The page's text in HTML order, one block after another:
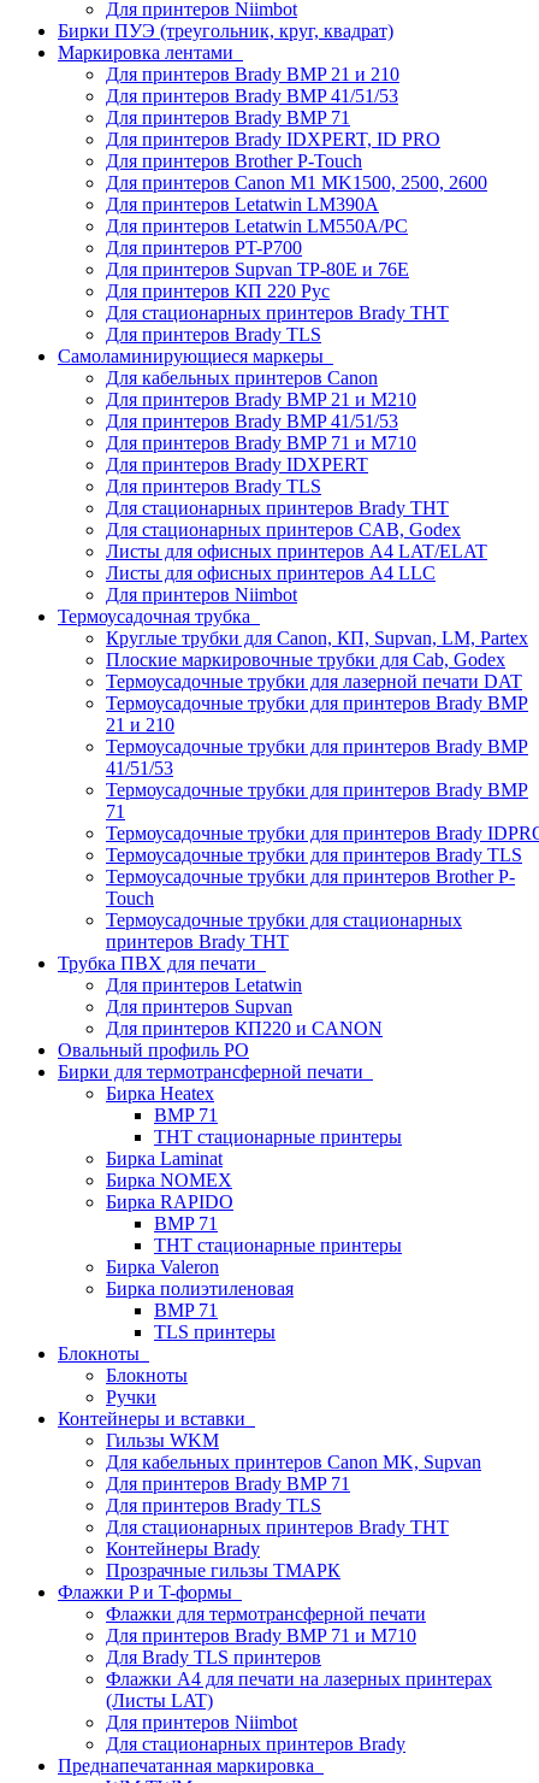
Для принтеров Niimbot
Бирки ПУЭ (треугольник, круг, квадрат)
Маркировка лентами
Для принтеров Brady BMP 21 и 210
Для принтеров Brady BMP 41/51/53
Для принтеров Brady BMP 71
Для принтеров Brady IDXPERT, ID PRO
Для принтеров Brother P-Touch
Для принтеров Canon M1 MK1500, 2500, 2600
Для принтеров Letatwin LM390A
Для принтеров Letatwin LM550A/PC
Для принтеров PT-P700
Для принтеров Supvan TP-80E и 76E
Для принтеров КП 220 Рус
Для стационарных принтеров Brady THT
Для принтеров Brady TLS
Самоламинирующиеся маркеры
Для кабельных принтеров Canon
Для принтеров Brady BMP 21 и M210
Для принтеров Brady BMP 41/51/53
Для принтеров Brady BMP 71 и M710
Для принтеров Brady IDXPERT
Для принтеров Brady TLS
Для стационарных принтеров Brady THT
Для стационарных принтеров CAB, Godex
Листы для офисных принтеров А4 LAT/ELAT
Листы для офисных принтеров А4 LLC
Для принтеров Niimbot
Термоусадочная трубка
Круглые трубки для Canon, КП, Supvan, LM, Partex
Плоские маркировочные трубки для Cab, Godex
Термоусадочные трубки для лазерной печати DAT
Термоусадочные трубки для принтеров Brady BMP
21 и 210
Термоусадочные трубки для принтеров Brady BMP
41/51/53
Термоусадочные трубки для принтеров Brady BMP
71
Термоусадочные трубки для принтеров Brady
Термоусадочные трубки для принтеров Brady TLS
Термоусадочные трубки для принтеров Brother P-
Touch
Термоусадочные трубки для стационарных
принтеров Brady THT
Трубка ПВХ для печати
Для принтеров Letatwin
Для принтеров Supvan
Для принтеров КП220 и CANON
Овальный профиль PO
Бирки для термотрансферной печати
Бирка Heatex
BMP 71
THT стационарные принтеры
Бирка Laminat
Бирка NOMEX
Бирка RAPIDO
BMP 71
THT стационарные принтеры
Бирка Valeron
Бирка полиэтиленовая
BMP 71
TLS принтеры
Блокноты
Блокноты
Ручки
Контейнеры и вставки
Гильзы WKM
Для кабельных принтеров Canon MK, Supvan
Для принтеров Brady BMP 71
Для принтеров Brady TLS
Для стационарных принтеров Brady THT
Контейнеры Brady
Прозрачные гильзы ТМАРК
Флажки P и T-формы
Флажки для термотрансферной печати
Для принтеров Brady BMP 71 и M710
Для Brady TLS принтеров
Флажки A4 для печати на лазерных принтерах
(Листы LAT)
Для принтеров Niimbot
Для стационарных принтеров Brady
Преднапечатанная маркировка